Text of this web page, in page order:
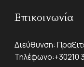
Επικοινωνία
Διεύθυνση:
Τηλέφωνο:+30210